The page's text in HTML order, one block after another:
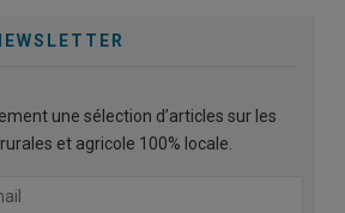
une sélection d’articles sur les
et agricole 100% locale.